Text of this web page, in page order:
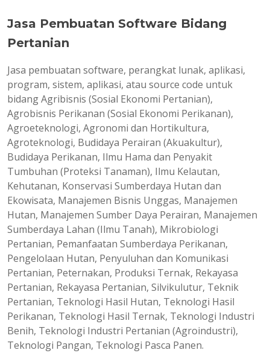
Jasa Pembuatan Software Bidang
Pertanian
Jasa pembuatan software, perangkat lunak, aplikasi,
program, sistem, aplikasi, atau source code untuk
bidang Agribisnis (Sosial Ekonomi Pertanian),
Agrobisnis Perikanan (Sosial Ekonomi Perikanan),
Agroeteknologi, Agronomi dan Hortikultura,
Agroteknologi, Budidaya Perairan (Akuakultur),
Budidaya Perikanan, Ilmu Hama dan Penyakit
Tumbuhan (Proteksi Tanaman), Ilmu Kelautan,
Kehutanan, Konservasi Sumberdaya Hutan dan
Ekowisata, Manajemen Bisnis Unggas, Manajemen
Hutan, Manajemen Sumber Daya Perairan, Manajemen
Sumberdaya Lahan (Ilmu Tanah), Mikrobiologi
Pertanian, Pemanfaatan Sumberdaya Perikanan,
Pengelolaan Hutan, Penyuluhan dan Komunikasi
Pertanian, Peternakan, Produksi Ternak, Rekayasa
Pertanian, Rekayasa Pertanian, Silvikulutur, Teknik
Pertanian, Teknologi Hasil Hutan, Teknologi Hasil
Perikanan, Teknologi Hasil Ternak, Teknologi Industri
Benih, Teknologi Industri Pertanian (Agroindustri),
Teknologi Pangan, Teknologi Pasca Panen.